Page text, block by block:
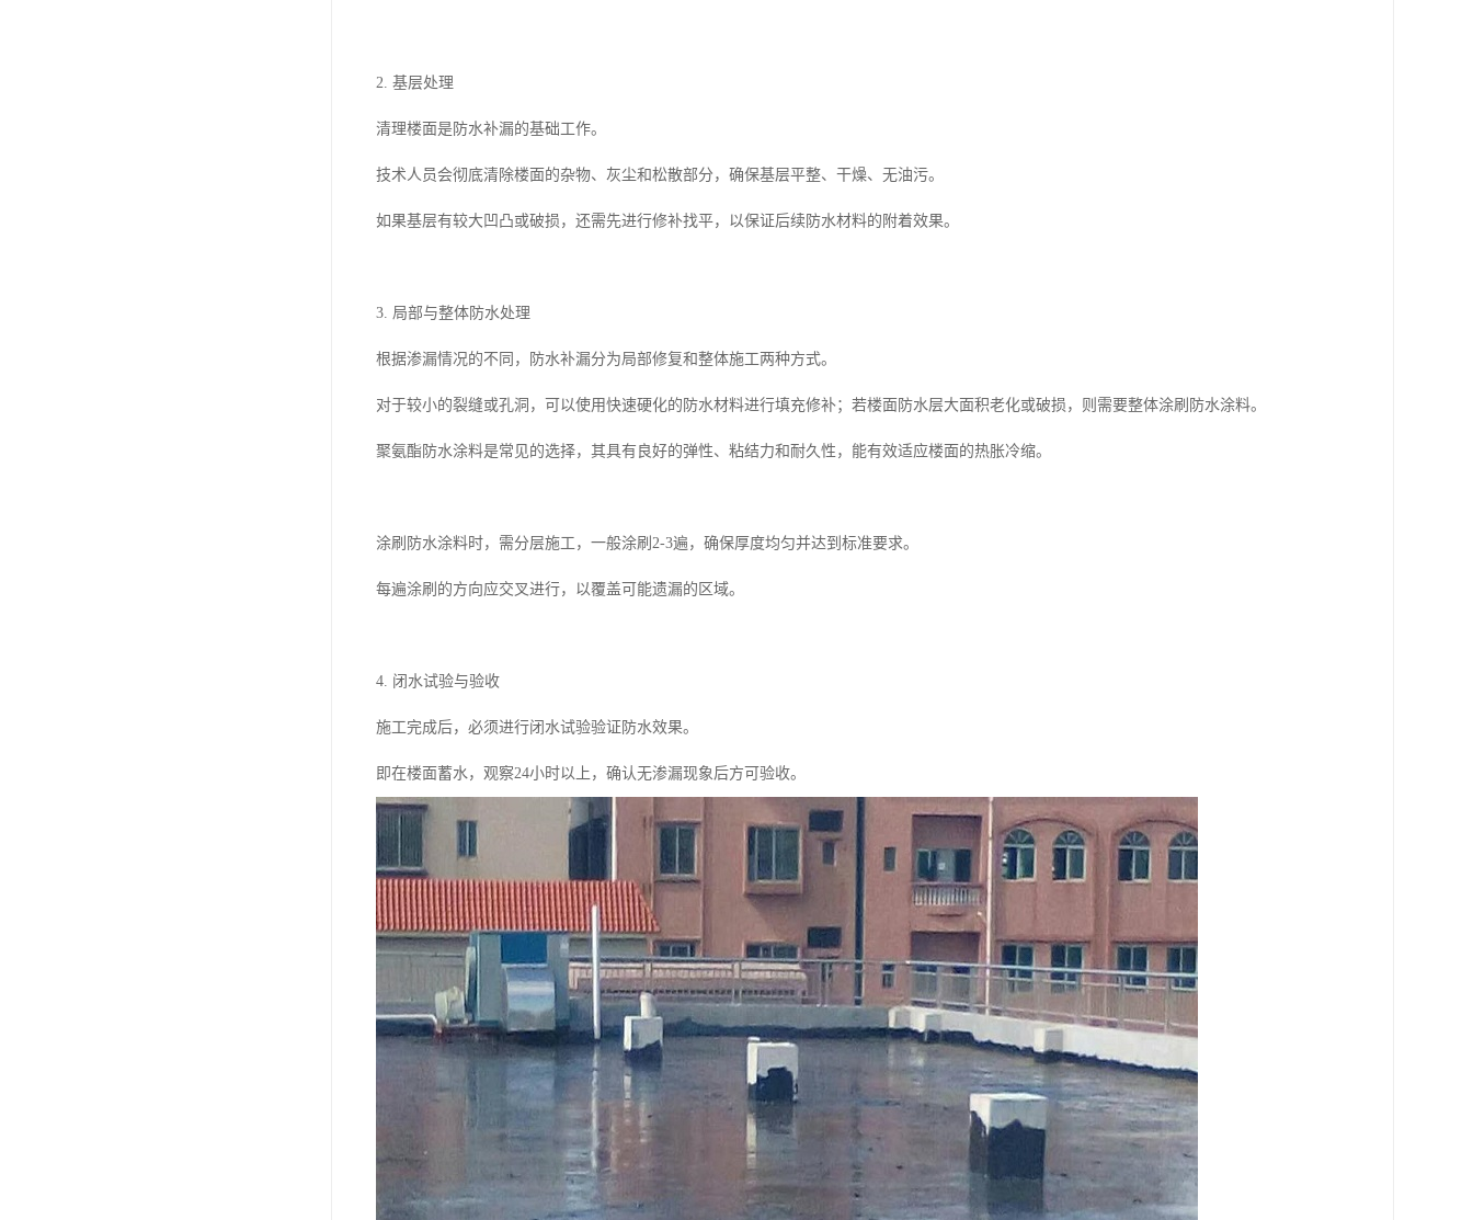
2. 基层处理
清理楼面是防水补漏的基础工作。
技术人员会彻底清除楼面的杂物、灰尘和松散部分，确保基层平整、干燥、无油污。
如果基层有较大凹凸或破损，还需先进行修补找平，以保证后续防水材料的附着效果。
3. 局部与整体防水处理
根据渗漏情况的不同，防水补漏分为局部修复和整体施工两种方式。
对于较小的裂缝或孔洞，可以使用快速硬化的防水材料进行填充修补；若楼面防水层大面积老化或破损，则需要整体涂刷防水涂料。
聚氨酯防水涂料是常见的选择，其具有良好的弹性、粘结力和耐久性，能有效适应楼面的热胀冷缩。
涂刷防水涂料时，需分层施工，一般涂刷2-3遍，确保厚度均匀并达到标准要求。
每遍涂刷的方向应交叉进行，以覆盖可能遗漏的区域。
4. 闭水试验与验收
施工完成后，必须进行闭水试验验证防水效果。
即在楼面蓄水，观察24小时以上，确认无渗漏现象后方可验收。